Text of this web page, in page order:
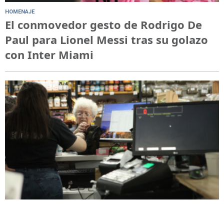
HOMENAJE
El conmovedor gesto de Rodrigo De
Paul para Lionel Messi tras su golazo
con Inter Miami